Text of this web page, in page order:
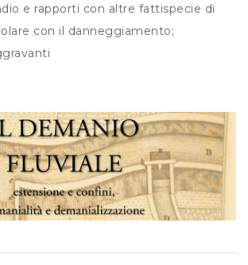
e rapporti con altre fattispecie di
con il danneggiamento;